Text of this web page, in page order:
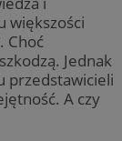
większości
Choć
Jednak
przedstawicieli
A czy